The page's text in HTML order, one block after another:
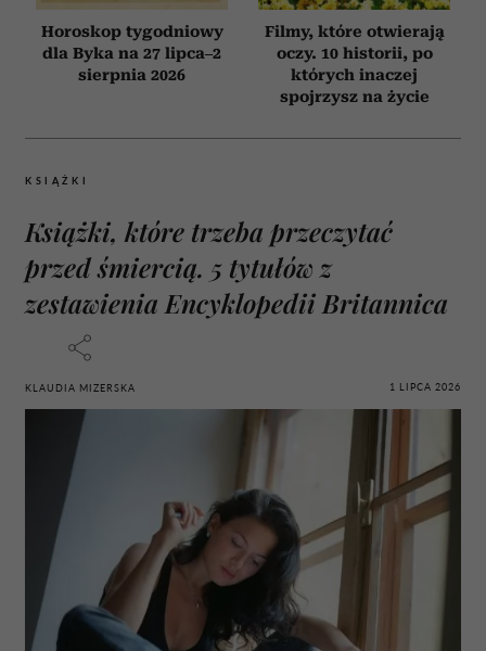
Horoskop tygodniowy
dla Byka na 27 lipca–2
sierpnia 2026
Filmy, które otwierają
oczy. 10 historii, po
których inaczej
spojrzysz na życie
KSIĄŻKI
Książki, które trzeba przeczytać
przed śmiercią. 5 tytułów z
zestawienia Encyklopedii Britannica
KLAUDIA MIZERSKA 1 LIPCA 2026